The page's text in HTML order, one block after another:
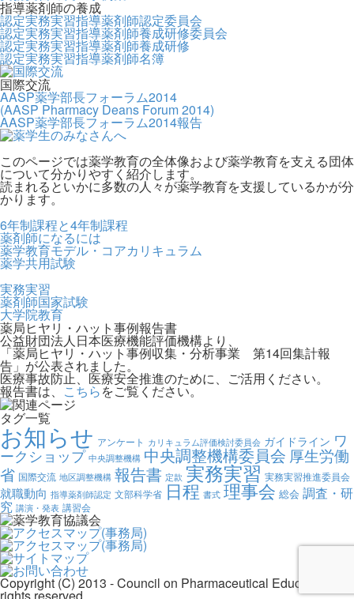
指導薬剤師の養成
認定実務実習指導薬剤師認定委員会
認定実務実習指導薬剤師養成研修委員会
認定実務実習指導薬剤師養成研修
認定実務実習指導薬剤師名簿
国際交流
AASP薬学部長フォーラム2014
(AASP Pharmacy Deans Forum 2014)
AASP薬学部長フォーラム2014報告
このページでは薬学教育の全体像および薬学教育を支える団体
について分かりやすく紹介します。
読まれるといかに多数の人々が薬学教育を支援しているかが分
かります。
6年制課程と4年制課程
薬剤師になるには
薬学教育モデル・コアカリキュラム
薬学共用試験
実務実習
薬剤師国家試験
大学院教育
薬局ヒヤリ・ハット事例報告書
公益財団法人日本医療機能評価機構より、
「薬局ヒヤリ・ハット事例収集・分析事業 第14回集計報
告」が公表されました。
医療事故防止、医療安全推進のために、ご活用ください。
報告書は、 こちらをご覧ください。
タグ一覧
お知らせ アンケート カリキュラム評価検討委員会 ガイドライン ワ
ークショップ 中央調整機構 中央調整機構委員会 厚生労働
省 国際交流 地区調整機構 報告書 定款 実務実習 実務実習推進委員会
就職動向 指導薬剤師認定 文部科学省 日程 書式 理事会 総会 調査・研
究 講演・発表 講習会
Copyright (C) 2013 - Council on Pharmaceutical Education, All